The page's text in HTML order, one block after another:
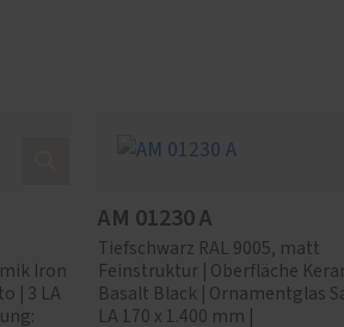
Iron
| 3 LA
AM 01230 A
Tiefschwarz RAL 9005, matt
Feinstruktur | Oberfläche
Basalt Black | Ornamentglas
LA 170 x 1.400 mm |